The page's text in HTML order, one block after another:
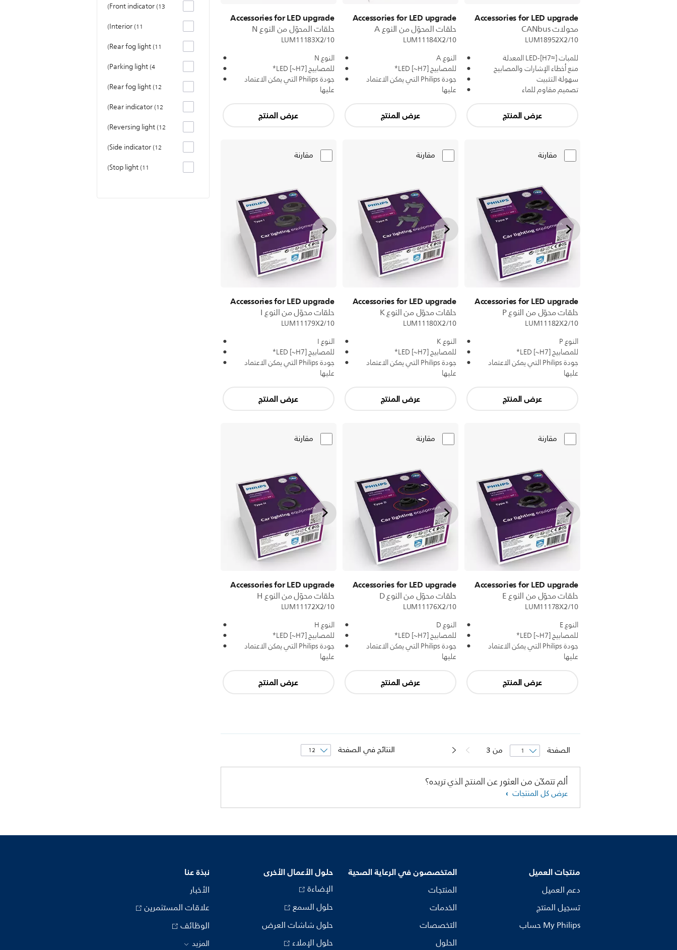
Front indicator 13
Interior 11
Rear fog light 11
Parking light 4
Rear fog light 12
Rear indicator 12
Reversing light 12
Side indicator 12
Stop light 11
Accessories for LED upgrade
محولات CANbus
LUM18952X2/10
للمبات [≈H7]-LED المعدلة
منع أخطاء الإشارات والمصابيح
سهولة التثبيت
تصميم مقاوم للماء
عرض المنتج
Accessories for LED upgrade
حلقات المحوّل من النوع A
LUM11184X2/10
النوع A
للمصابيح LED [~H7]*
جودة Philips التي يمكن الاعتماد
عليها
عرض المنتج
Accessories for LED upgrade
حلقات المحوّل من النوع N
LUM11183X2/10
النوع N
للمصابيح LED [~H7]*
جودة Philips التي يمكن الاعتماد
عليها
عرض المنتج
مقارنة
Accessories for LED upgrade
حلقات محوّل من النوع P
LUM11182X2/10
النوع P
للمصابيح LED [~H7]*
جودة Philips التي يمكن الاعتماد
عليها
عرض المنتج
مقارنة
Accessories for LED upgrade
حلقات محوّل من النوع K
LUM11180X2/10
النوع K
للمصابيح LED [~H7]*
جودة Philips التي يمكن الاعتماد
عليها
عرض المنتج
مقارنة
Accessories for LED upgrade
حلقات محوّل من النوع I
LUM11179X2/10
النوع I
للمصابيح LED [~H7]*
جودة Philips التي يمكن الاعتماد
عليها
عرض المنتج
مقارنة
Accessories for LED upgrade
حلقات محوّل من النوع E
LUM11178X2/10
النوع E
للمصابيح LED [~H7]*
جودة Philips التي يمكن الاعتماد
عليها
عرض المنتج
مقارنة
Accessories for LED upgrade
حلقات محوّل من النوع D
LUM11176X2/10
النوع D
للمصابيح LED [~H7]*
جودة Philips التي يمكن الاعتماد
عليها
عرض المنتج
مقارنة
Accessories for LED upgrade
حلقات محوّل من النوع H
LUM11172X2/10
النوع H
للمصابيح LED [~H7]*
جودة Philips التي يمكن الاعتماد
عليها
عرض المنتج
النتائج في الصفحة الصفحة من 3
ألم تتمكّن من العثور عن المنتج الذي تريده؟
عرض كل المنتجات
منتجات العميل
دعم العميل
تسجيل المنتج
My Philips حساب
المتخصصون في الرعاية الصحية
المنتجات
الخدمات
التخصصات
الحلول
حلول الأعمال الأخرى
الإضاءة
حلول السمع
حلول شاشات العرض
حلول الإملاء
نبذة عنا
الأخبار
علاقات المستثمرين
الوظائف
المزيد